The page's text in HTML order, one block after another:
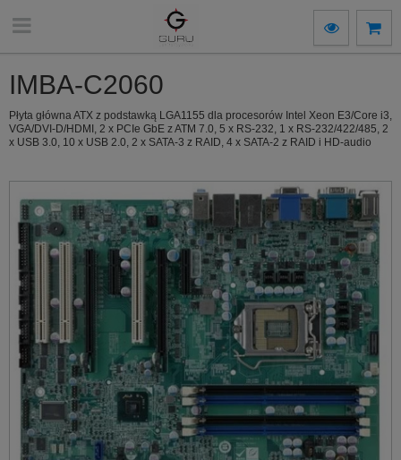
IMBA-C2060
Płyta główna ATX z podstawką LGA1155 dla procesorów Intel Xeon E3/Core i3,
VGA/DVI-D/HDMI, 2 x PCIe GbE z ATM 7.0, 5 x RS-232, 1 x RS-232/422/485, 2
x USB 3.0, 10 x USB 2.0, 2 x SATA-3 z RAID, 4 x SATA-2 z RAID i HD-audio